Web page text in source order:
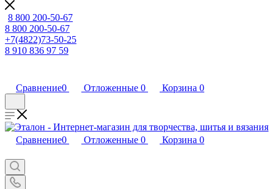
8 800 200-50-67
8 800 200-50-67
+7(4822)73-50-25
8 910 836 97 59
Сравнение0 Отложенные 0 Корзина 0
Сравнение0 Отложенные 0 Корзина 0